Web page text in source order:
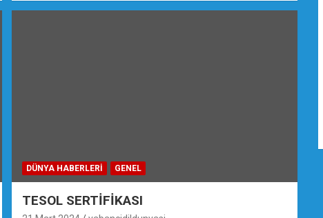
DÜNYA HABERLERI GENEL
TESOL SERTİFİKASI